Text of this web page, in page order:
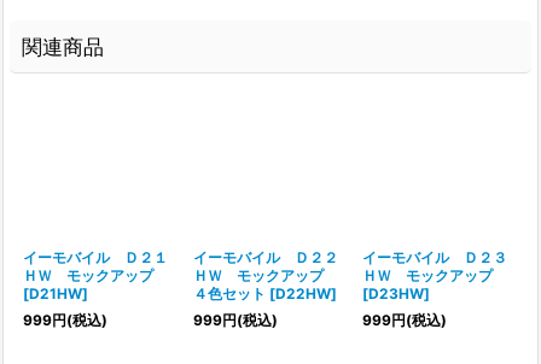
関連商品
イーモバイル Ｄ２１
ＨＷ モックアップ
[D21HW]
999円(税込)
イーモバイル Ｄ２２
ＨＷ モックアップ
４色セット [D22HW]
999円(税込)
イーモバイル Ｄ２３
ＨＷ モックアップ
[D23HW]
999円(税込)